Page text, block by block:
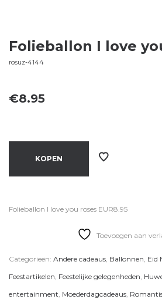
Folieballon I love
rosuz-4144
€8.95
KOPEN
Folieballon I love you roses EUR8.95
Toevoegen aan
Categorieën: Andere cadeaus, Ballonnen, Eid
Feestartikelen, Feestelijke gelegenheden,
entertainment, Moederdagcadeaus,